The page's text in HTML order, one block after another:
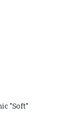
"Soft"